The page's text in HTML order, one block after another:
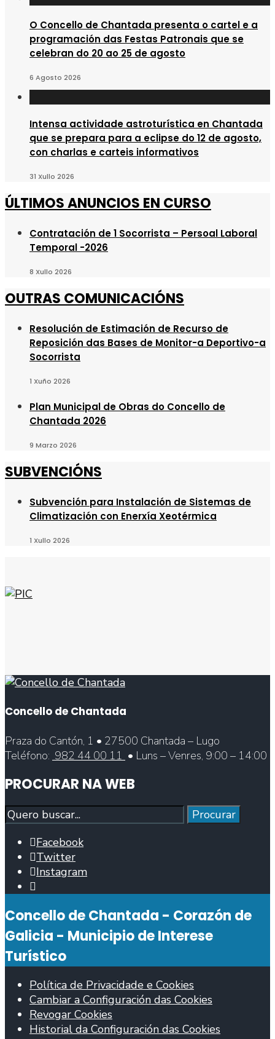
O Concello de Chantada presenta o cartel e a
programación das Festas Patronais que se
celebran do 20 ao 25 de agosto
6 Agosto 2026
Intensa actividade astroturística en Chantada
que se prepara para a eclipse do 12 de agosto,
con charlas e carteis informativos
31 Xullo 2026
ÚLTIMOS ANUNCIOS EN CURSO
Contratación de 1 Socorrista – Persoal Laboral
Temporal -2026
8 Xullo 2026
OUTRAS COMUNICACIÓNS
Resolución de Estimación de Recurso de
Reposición das Bases de Monitor-a Deportivo-a
Socorrista
1 Xuño 2026
Plan Municipal de Obras do Concello de
Chantada 2026
9 Marzo 2026
SUBVENCIÓNS
Subvención para Instalación de Sistemas de
Climatización con Enerxía Xeotérmica
1 Xullo 2026
Concello de Chantada
Praza do Cantón, 1 • 27500 Chantada – Lugo
Teléfono: 982 44 00 11 • Luns – Venres, 9:00 – 14:00
PROCURAR NA WEB
Procurar
Procurar
Facebook
Twitter
Instagram
de
busca
Concello de Chantada - Corazón de
Galicia - Municipio de Interese
Turístico
Política de Privacidade e Cookies
Cambiar a Configuración das Cookies
Revogar Cookies
Historial da Configuración das Cookies